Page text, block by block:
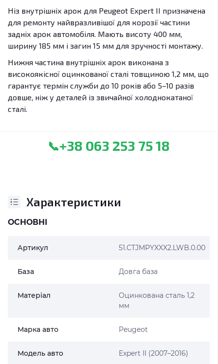
Ніз внутрішніх арок для Peugeot Expert II призначена
для ремонту найвразливішої для корозії частини
задніх арок автомобіля. Мають висоту 400 мм,
ширину 185 мм і загин 15 мм для зручності монтажу.
Нижня частина внутрішніх арок виконана з
високоякісної оцинкованої сталі товщиною 1,2 мм, що
гарантує термін служби до 10 років або 5–10 разів
довше, ніж у деталей із звичайної холоднокатаної
сталі.
📞+38 063 253 75 18
Характеристики
ОСНОВНІ
Артикул 51.CTJMPYXXX2.LWB.0.00
База Довга база
Матеріал
Оцинкована сталь 1,2
мм
Марка авто Peugeot
Модель авто Expert II (2007–2016)